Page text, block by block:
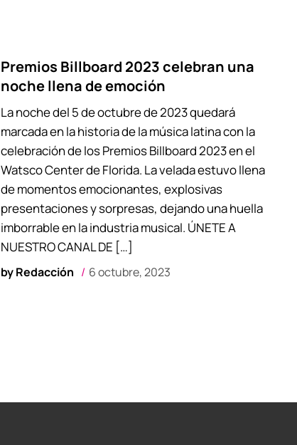
Premios Billboard 2023 celebran una
noche llena de emoción
byRedacción 6 octubre, 2023
La noche del 5 de octubre de 2023 quedará
marcada en la historia de la música latina con la
celebración de los Premios Billboard 2023 en el
Watsco Center de Florida. La velada estuvo llena
de momentos emocionantes, explosivas
presentaciones y sorpresas, dejando una huella
imborrable en la industria musical. ÚNETE A
NUESTRO CANAL DE […]